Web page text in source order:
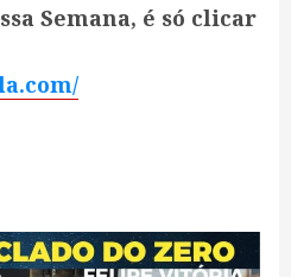
Semana, é só clicar